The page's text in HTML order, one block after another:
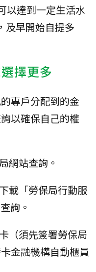
以達到一定生活水
及早開始自提多
擇更多
專戶分配到的金
以確保自己的權
網站查詢。
載「勞保局行動服
詢。
（須先簽署勞保局
金融機構自動櫃員